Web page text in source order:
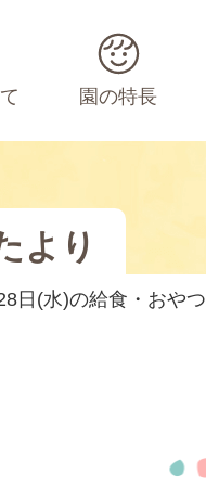
園の特長
より
日(水)の給食・おやつ